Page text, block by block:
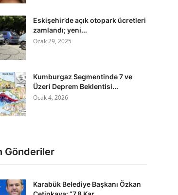
Eskişehir’de açık otopark ücretleri
zamlandı; yeni...
Ocak 29, 2025
Kumburgaz Segmentinde 7 ve
Üzeri Deprem Beklentisi...
Ocak 4, 2026
Gönderiler
Karabük Belediye Başkanı Özkan